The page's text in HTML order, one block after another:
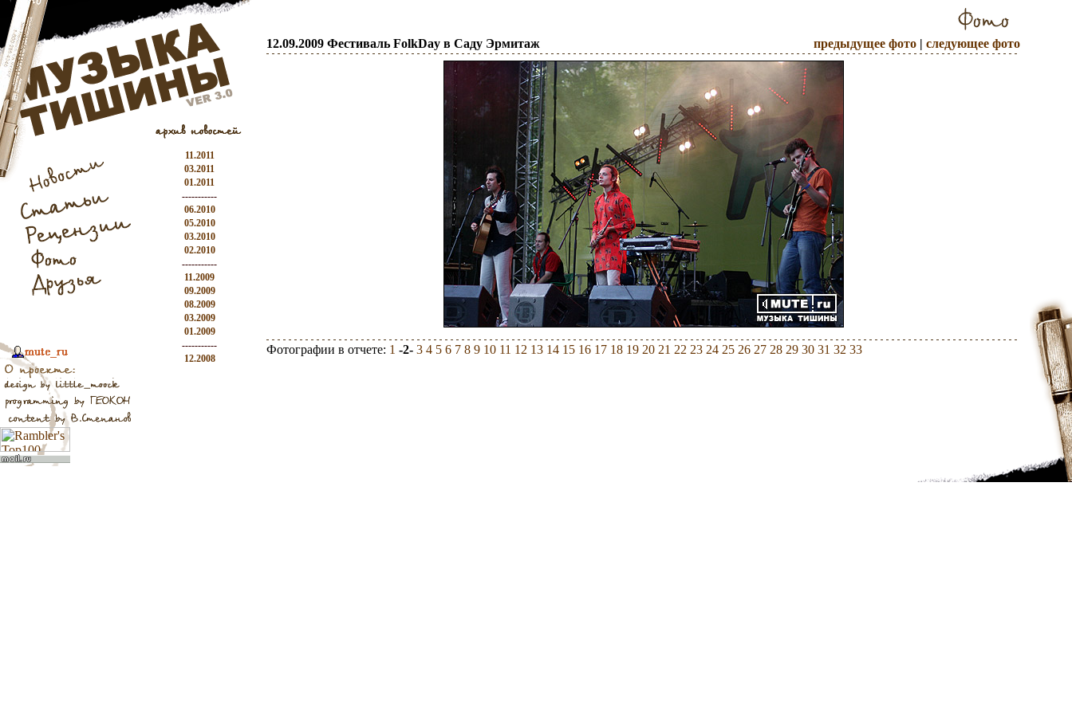
11.2011
03.2011
01.2011
-----------
06.2010
05.2010
03.2010
02.2010
-----------
11.2009
09.2009
08.2009
03.2009
01.2009
-----------
12.2008
12.09.2009 Фестиваль FolkDay в Саду Эрмитаж предыдущее фото | следующее фото
Фотографии в отчете: 1 -2- 3 4 5 6 7 8 9 10 11 12 13 14 15 16 17 18 19 20 21 22 23 24 25 26 27 28 29 30 31 32 33